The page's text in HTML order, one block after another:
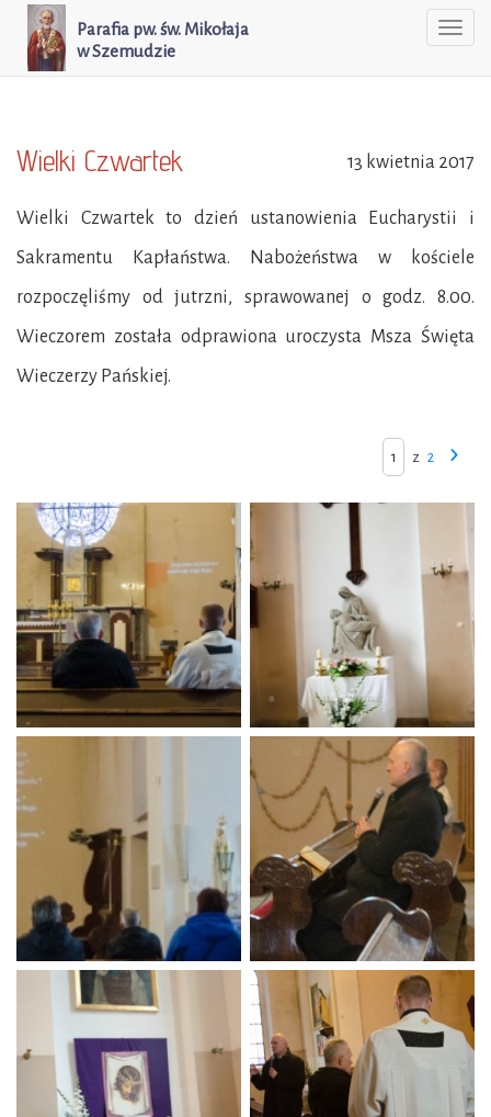
Parafia pw. św. Mikołaja
w Szemudzie
13 kwietnia 2017
Wielki Czwartek
Wielki Czwartek to dzień ustanowienia Eucharystii i
Sakramentu Kapłaństwa. Nabożeństwa w kościele
rozpoczęliśmy od jutrzni, sprawowanej o godz. 8.00.
Wieczorem została odprawiona uroczysta Msza Święta
Wieczerzy Pańskiej.
z 2